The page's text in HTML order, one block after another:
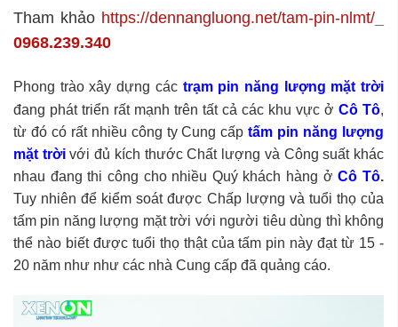
Tham khảo https://dennangluong.net/tam-pin-nlmt/
0968.239.340
Phong trào xây dựng các trạm pin năng lượng mặt trời
đang phát triển rất mạnh trên tất cả các khu vực ở Cô Tô,
từ đó có rất nhiều công ty Cung cấptấm pin năng lượng
mặt trờivới đủ kích thước Chất lượng và Công suất khác
nhau đang thi công cho nhiều Quý khách hàng ởCô Tô.
Tuy nhiên để kiểm soát được Chấp lượng và tuổi thọ của
tấm pin năng lượng mặt trời với người tiêu dùng thì không
thể nào biết được tuổi thọ thật của tấm pin này đạt từ 15 -
20 năm như như các nhà Cung cấp đã quảng cáo.